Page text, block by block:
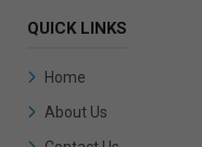
QUICK LINKS
Home
About Us